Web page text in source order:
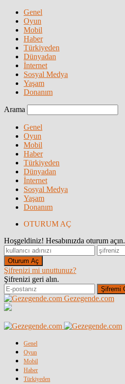
Genel
Oyun
Mobil
Haber
Türkiyeden
Dünyadan
İnternet
Sosyal Medya
Yaşam
Donanım
Arama
Genel
Oyun
Mobil
Haber
Türkiyeden
Dünyadan
İnternet
Sosyal Medya
Yaşam
Donanım
OTURUM AÇ
Hoşgeldiniz! Hesabınızda oturum açın.
Şifrenizi mi unuttunuz?
Şifrenizi geri alın.
Gezegende.com
Genel
Oyun
Mobil
Haber
Türkiyeden